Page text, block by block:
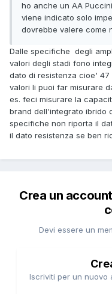
ho anche un AA
viene indicato solo
dovrebbe valere come
Dalle specifiche degli
valori degli stadi fono
dato di resistenza cioe' 47
valori li puoi far misurare
es. feci misurare la
brand dell'integrato ibrido
specifiche non riporta il
il dato resistenza se ben
Crea un
Devi essere un
Iscriviti per un nuovo